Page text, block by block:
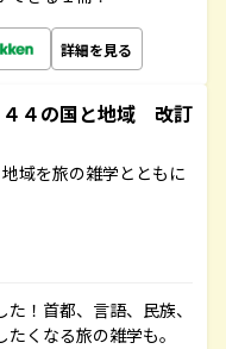
詳細を見る
４の国と地域 改訂
域を旅の雑学とともに
！首都、言語、民族、
くなる旅の雑学も。